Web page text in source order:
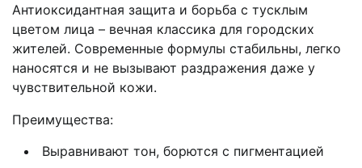
Антиоксидантная защита и борьба с тусклым
цветом лица – вечная классика для городских
жителей. Современные формулы стабильны, легко
наносятся и не вызывают раздражения даже у
чувствительной кожи.
Преимущества:
Выравнивают тон, борются с пигментацией